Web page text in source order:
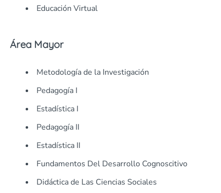
Educación Virtual
Área Mayor
Metodología de la Investigación
Pedagogía I
Estadística I
Pedagogía II
Estadística II
Fundamentos Del Desarrollo Cognoscitivo
Didáctica de Las Ciencias Sociales